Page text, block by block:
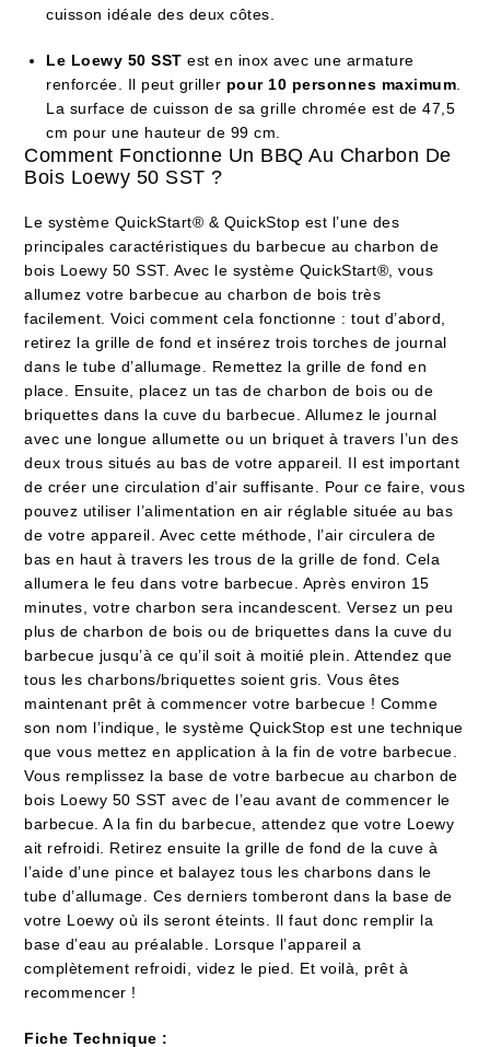
cuisson idéale des deux côtes.
Le Loewy 50 SSTest en inox avec une armature
renforcée. Il peut griller pour 10 personnes maximum
La surface de cuisson de sa grille chromée est de 47,5
cm pour une hauteur de 99 cm.
Comment Fonctionne Un BBQ Au Charbon De
Bois Loewy 50 SST ?
Le système QuickStart® & QuickStop est l’une des
principales caractéristiques du barbecue au charbon de
bois Loewy 50 SST. Avec le système QuickStart®, vous
allumez votre barbecue au charbon de bois très
facilement. Voici comment cela fonctionne : tout d’abord,
retirez la grille de fond et insérez trois torches de journal
dans le tube d’allumage. Remettez la grille de fond en
place. Ensuite, placez un tas de charbon de bois ou de
briquettes dans la cuve du barbecue. Allumez le journal
avec une longue allumette ou un briquet à travers l’un des
deux trous situés au bas de votre appareil. Il est important
de créer une circulation d’air suffisante. Pour ce faire, vous
pouvez utiliser l’alimentation en air réglable située au bas
de votre appareil. Avec cette méthode, l’air circulera de
bas en haut à travers les trous de la grille de fond. Cela
allumera le feu dans votre barbecue. Après environ 15
minutes, votre charbon sera incandescent. Versez un peu
plus de charbon de bois ou de briquettes dans la cuve du
barbecue jusqu’à ce qu’il soit à moitié plein. Attendez que
tous les charbons/briquettes soient gris. Vous êtes
maintenant prêt à commencer votre barbecue ! Comme
son nom l’indique, le système QuickStop est une technique
que vous mettez en application à la fin de votre barbecue.
Vous remplissez la base de votre barbecue au charbon de
bois Loewy 50 SST avec de l’eau avant de commencer le
barbecue. A la fin du barbecue, attendez que votre Loewy
ait refroidi. Retirez ensuite la grille de fond de la cuve à
l’aide d’une pince et balayez tous les charbons dans le
tube d’allumage. Ces derniers tomberont dans la base de
votre Loewy où ils seront éteints. Il faut donc remplir la
base d’eau au préalable. Lorsque l’appareil a
complètement refroidi, videz le pied. Et voilà, prêt à
recommencer !
Fiche Technique :